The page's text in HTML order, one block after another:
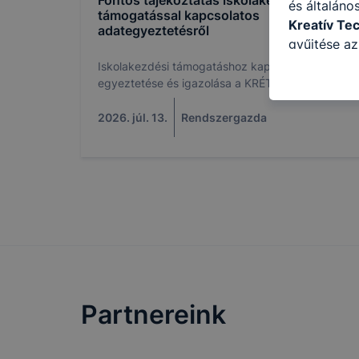
támogatással kapcsolatos
adategyeztetésről
Iskolakezdési támogatáshoz kapcsolódó adatok
egyeztetése és igazolása a KRÉTA rendszerben.
2026. júl. 13. Rendszergazda
Partnereink
és
Kreatív
gyűjtése
így
ismét
tudja